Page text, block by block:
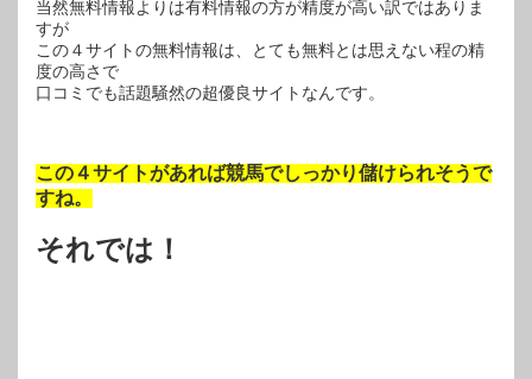
当然無料情報よりは有料情報の方が精度が高い訳ではありま
すが
この４サイトの無料情報は、とても無料とは思えない程の精
度の高さで
口コミでも話題騒然の超優良サイトなんです。
この４サイトがあれば競馬でしっかり儲けられそうで
すね。
それでは！